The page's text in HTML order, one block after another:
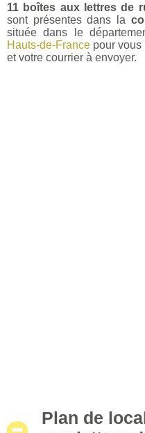
11 boîtes aux lettres de
sont présentes dans la
située dans le
Hauts-de-France pour vous
et votre courrier à envoyer.
Plan de